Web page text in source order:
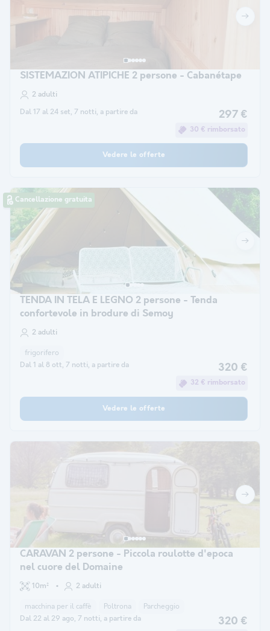
SISTEMAZION ATIPICHE 2 persone - Cabanétape
2 adulti
Dal 17 al 24 set, 7 notti, a partire da 297 €
30 € rimborsato
Vedere le offerte
Cancellazione gratuita
TENDA IN TELA E LEGNO 2 persone - Tenda
confortevole in brodure di Semoy
2 adulti
frigorifero
Dal 1 al 8 ott, 7 notti, a partire da 320 €
32 € rimborsato
Vedere le offerte
CARAVAN 2 persone - Piccola roulotte d'epoca
nel cuore del Domaine
10m² 2 adulti
macchina per il caffè Poltrona Parcheggio
Dal 22 al 29 ago, 7 notti, a partire da 320 €